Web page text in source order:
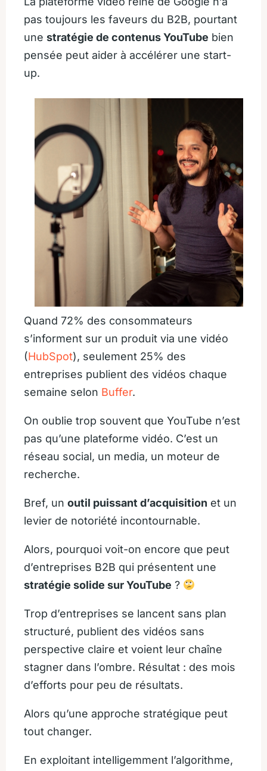
pas toujours les faveurs du B2B, pourtant
une stratégie de contenus YouTube bien
pensée peut aider à accélérer une start-
up.
Quand 72% des consommateurs
s’informent sur un produit via une vidéo
(HubSpot), seulement 25% des
entreprises publient des vidéos chaque
semaine selon Buffer.
On oublie trop souvent que YouTube n’est
pas qu’une plateforme vidéo. C’est un
réseau social, un media, un moteur de
recherche.
Bref, un outil puissant d’acquisition et un
levier de notoriété incontournable.
Alors, pourquoi voit-on encore que peut
d’entreprises B2B qui présentent une
stratégie solide sur YouTube ?
Trop d’entreprises se lancent sans plan
structuré, publient des vidéos sans
perspective claire et voient leur chaîne
stagner dans l’ombre. Résultat : des mois
d’efforts pour peu de résultats.
Alors qu’une approche stratégique peut
tout changer.
En exploitant intelligemment l’algorithme,